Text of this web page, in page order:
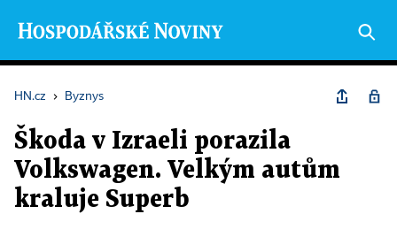
HN.cz › Byznys
Škoda v Izraeli porazila
Volkswagen. Velkým autům
kraluje Superb